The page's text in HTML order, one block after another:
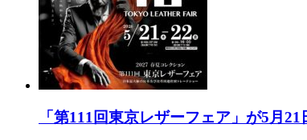
「第111回東京レザーフェア」が5月